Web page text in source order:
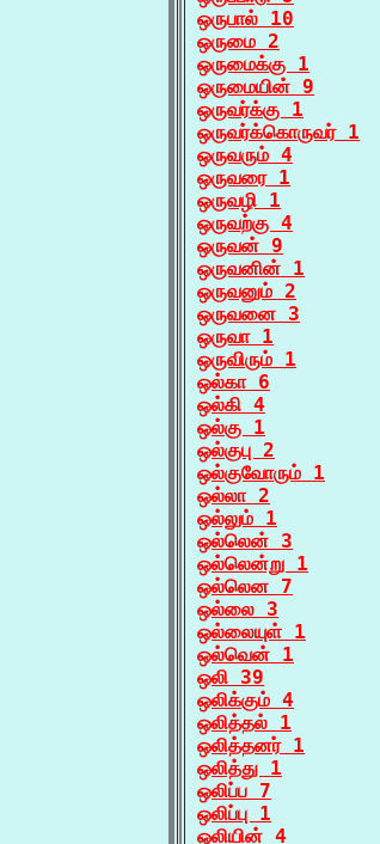
ஒருபால் 10
ஒருமை 2
ஒருமைக்கு 1
ஒருமையின் 9
ஒருவர்க்கு 1
ஒருவர்க்கொருவர் 1
ஒருவரும் 4
ஒருவரை 1
ஒருவழி 1
ஒருவற்கு 4
ஒருவன் 9
ஒருவனின் 1
ஒருவனும் 2
ஒருவனை 3
ஒருவா 1
ஒருவிரும் 1
ஒல்கா 6
ஒல்கி 4
ஒல்கு 1
ஒல்குபு 2
ஒல்குவோரும் 1
ஒல்லா 2
ஒல்லும் 1
ஒல்லென் 3
ஒல்லென்று 1
ஒல்லென 7
ஒல்லை 3
ஒல்லையுள் 1
ஒல்வென் 1
ஒலி 39
ஒலிக்கும் 4
ஒலித்தல் 1
ஒலித்தனர் 1
ஒலித்து 1
ஒலிப்ப 7
ஒலிப்பு 1
ஒலியின் 4